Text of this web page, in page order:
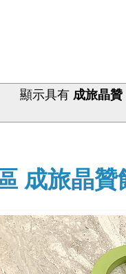
顯示具有 成旅晶贊
成旅晶